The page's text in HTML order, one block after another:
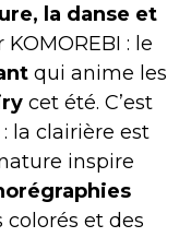
la danse et
: le
qui anime les
cet été. C’est
la clairière est
inspire
colorés et des